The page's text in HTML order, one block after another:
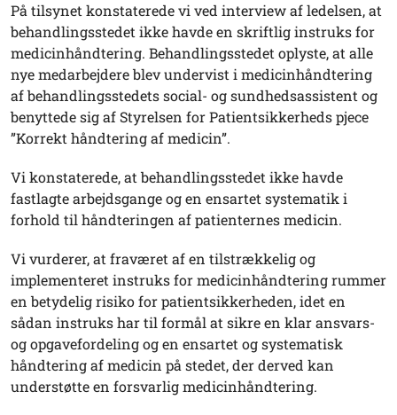
På tilsynet konstaterede vi ved interview af ledelsen, at
behandlingsstedet ikke havde en skriftlig instruks for
medicinhåndtering. Behandlingsstedet oplyste, at alle
nye medarbejdere blev undervist i medicinhåndtering
af behandlingsstedets social- og sundhedsassistent og
benyttede sig af Styrelsen for Patientsikkerheds pjece
”Korrekt håndtering af medicin”.
Vi konstaterede, at behandlingsstedet ikke havde
fastlagte arbejdsgange og en ensartet systematik i
forhold til håndteringen af patienternes medicin.
Vi vurderer, at fraværet af en tilstrækkelig og
implementeret instruks for medicinhåndtering rummer
en betydelig risiko for patientsikkerheden, idet en
sådan instruks har til formål at sikre en klar ansvars-
og opgavefordeling og en ensartet og systematisk
håndtering af medicin på stedet, der derved kan
understøtte en forsvarlig medicinhåndtering.